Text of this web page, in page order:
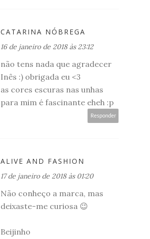
CATARINA NÓBREGA
16 de janeiro de 2018 às 23:12
não tens nada que agradecer
Inês :) obrigada eu <3
as cores escuras nas unhas
para mim é fascinante eheh :p
Responder
ALIVE AND FASHION
17 de janeiro de 2018 às 01:20
Não conheço a marca, mas
deixaste-me curiosa 😉
Beijinho